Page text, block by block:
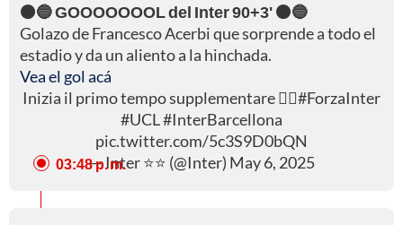
⚫🔵 GOOOOOOOL del Inter 90+3' ⚫🔵
Golazo de Francesco Acerbi que sorprende a todo el
estadio y da un aliento a la hinchada.
Vea el gol acá
Inizia il primo tempo supplementare 🏋️‍♂️#ForzaInter
#UCL#InterBarcellona
pic.twitter.com/5c3S9D0bQN
— Inter ⭐⭐ (@Inter) May 6, 2025
03:48 p. m.